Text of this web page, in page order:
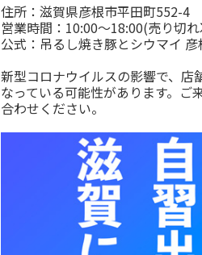
住所：滋賀県彦根市平田町552-4
営業時間：10:00〜18:00(売り切れ
公式： 吊るし焼き豚とシウマイ
新型コロナウイルスの影響で、店
なっている可能性があります。ご
合わせください。